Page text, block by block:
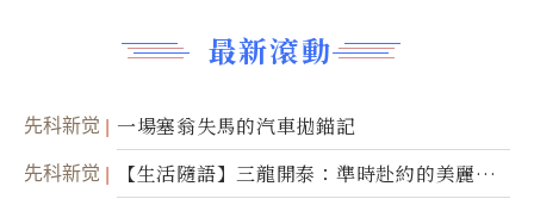
最新滾動
先科新觉 一場塞翁失馬的汽車拋錨記
先科新觉
【生活隨語】三龍開泰：準時赴約的美麗震